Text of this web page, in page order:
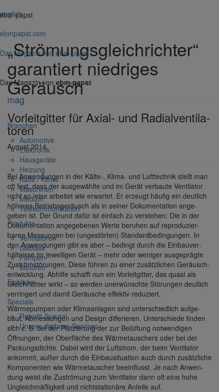
english
ebmpapst.com
Das Magazin von ebm-papst
Das Magazin von ebm-papst
mag
Bran­chen
Auto­mo­tive
Elek­tronik
Haus­ge­räte
Heizung
Kälte / Klima
Maschinen
Medizin
Tele­kom­mu­ni­ka­tion
Produkte
Venti­la­toren
Gebläse
Pumpen
Motoren
Einblicke
Specials
Retrofit-Spezial
Unsere digi­talen Services
papst
„Strö­mungs­gleich­richter“
garan­tiert nied­riges
Geräusch
Vorleit­gitter für Axial- und Radi­al­ven­ti­la­
toren
August 2014
Bei Anwen­dungen in der Kälte-, Klima- und Luft­technik stellt man
oft fest, dass der ausge­wählte und im Gerät verbaute Venti­lator
nicht so leise arbeitet wie erwartet. Er erzeugt häufig ein deut­lich
höheres Betriebs­ge­räusch als in seiner Doku­men­ta­tion ange­
geben ist. Der Grund dafür ist einfach zu verstehen: Die in der
Doku­men­ta­tion ange­ge­benen Werte beruhen auf repro­du­zier­
baren Messungen bei (unge­störten) Stan­dard­be­din­gungen. In
den Anwen­dungen gibt es aber – bedingt durch die Einbau­ver­
hält­nisse im jewei­ligen Gerät – mehr oder weniger ausge­prägte
Zuströmstö­rungen. Diese führen zu einer zusätz­li­chen Geräusch­
ent­wick­lung. Abhilfe schafft nun ein Vorleit­gitter, das quasi als
Gleich­richter wirkt – so werden uner­wünschte Störungen deut­lich
verrin­gert und damit Geräu­sche effektiv redu­ziert.
Wärme­pumpen oder Klima­an­lagen sind unter­schied­lich aufge­
baut, Abmes­sungen und Design diffe­rieren. Unter­schiede finden
sich z. B. bei der Plat­zie­rung der zur Belüf­tung notwen­digen
Öffnungen, der Ober­fläche des Wärme­tau­schers oder bei der
Packungs­dichte. Dabei wird der Luft­strom, der beim Venti­lator
ankommt, außer durch die Einbau­si­tua­tion auch durch zusätz­liche
Kompo­nenten wie Wärme­tau­scher beein­flusst. Je nach Anwen­
dung weist die Zuströ­mung zum Venti­lator dann oft eine hohe
Ungleich­mä­ßig­keit und nicht­sta­tio­näre Anteile auf.